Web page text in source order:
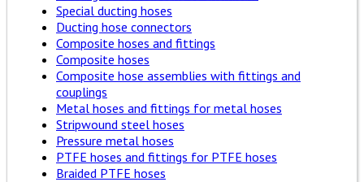
Special ducting hoses
Ducting hose connectors
Composite hoses and fittings
Composite hoses
Composite hose assemblies with fittings and
couplings
Metal hoses and fittings for metal hoses
Stripwound steel hoses
Pressure metal hoses
PTFE hoses and fittings for PTFE hoses
Braided PTFE hoses